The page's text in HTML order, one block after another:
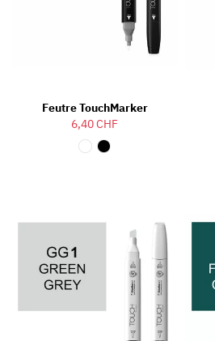
Feutre TouchMarker
6,40 CHF